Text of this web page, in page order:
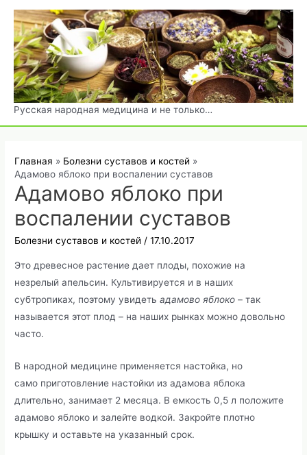
Перейти
содержимому
Русская народная медицина и не только…
Главная
Болезни суставов и костей
Адамово яблоко при воспалении суставов
Адамово яблоко при
воспалении суставов
Болезни суставов и костей /17.10.2017
Это древесное растение дает плоды, похожие на
незрелый апельсин. Культивируется и в наших
субтропиках, поэтому увидетьадамово яблоко – так
называется этот плод – на наших рынках можно довольно
часто.
В народной медицине применяется настойка, но
само приготовление настойки из адамова яблока
длительно, занимает 2 месяца. В емкость 0,5 л положите
адамово яблоко и залейте водкой. Закройте плотно
крышку и оставьте на указанный срок.